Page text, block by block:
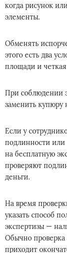
когда рисунок
элементы.
Обменять
этого есть два
площади и
При соблюдении
заменить купюру
Если у
подлинности
на бесплатную
проверяют
деньги.
На время
указать способ
экспертизы —
Обычно проверка
приходит